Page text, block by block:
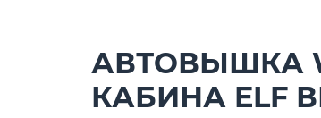
АВТОВЫШКА
КАБИНА ELF